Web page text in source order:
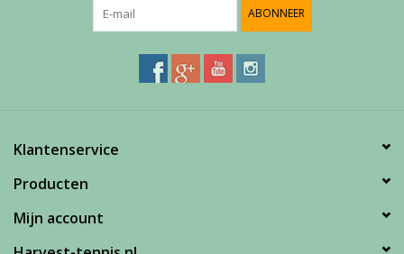
ABONNEER
Klantenservice
Producten
Mijn account